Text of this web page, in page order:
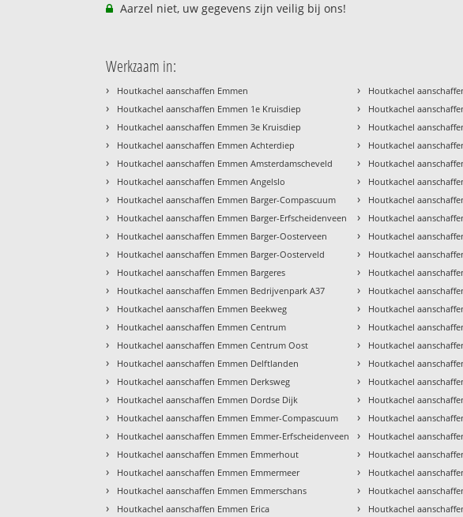
Aarzel niet, uw gegevens zijn veilig bij ons!
Werkzaam in:
› Houtkachel aanschaffen Emmen
› Houtkachel aanschaffen Emmen 1e Kruisdiep
› Houtkachel aanschaffen Emmen 3e Kruisdiep
› Houtkachel aanschaffen Emmen Achterdiep
› Houtkachel aanschaffen Emmen Amsterdamscheveld
› Houtkachel aanschaffen Emmen Angelslo
› Houtkachel aanschaffen Emmen Barger-Compascuum
› Houtkachel aanschaffen Emmen Barger-Erfscheidenveen
› Houtkachel aanschaffen Emmen Barger-Oosterveen
› Houtkachel aanschaffen Emmen Barger-Oosterveld
› Houtkachel aanschaffen Emmen Bargeres
› Houtkachel aanschaffen Emmen Bedrijvenpark A37
› Houtkachel aanschaffen Emmen Beekweg
› Houtkachel aanschaffen Emmen Centrum
› Houtkachel aanschaffen Emmen Centrum Oost
› Houtkachel aanschaffen Emmen Delftlanden
› Houtkachel aanschaffen Emmen Derksweg
› Houtkachel aanschaffen Emmen Dordse Dijk
› Houtkachel aanschaffen Emmen Emmer-Compascuum
› Houtkachel aanschaffen Emmen Emmer-Erfscheidenveen
› Houtkachel aanschaffen Emmen Emmerhout
› Houtkachel aanschaffen Emmen Emmermeer
› Houtkachel aanschaffen Emmen Emmerschans
› Houtkachel aanschaffen Emmen Erica
› Houtkachel
› Houtkachel
› Houtkachel
› Houtkachel
› Houtkachel
› Houtkachel
› Houtkachel
› Houtkachel
› Houtkachel
› Houtkachel
› Houtkachel
› Houtkachel
› Houtkachel
› Houtkachel
› Houtkachel
› Houtkachel
› Houtkachel
› Houtkachel
› Houtkachel
› Houtkachel
› Houtkachel
› Houtkachel
› Houtkachel
› Houtkachel